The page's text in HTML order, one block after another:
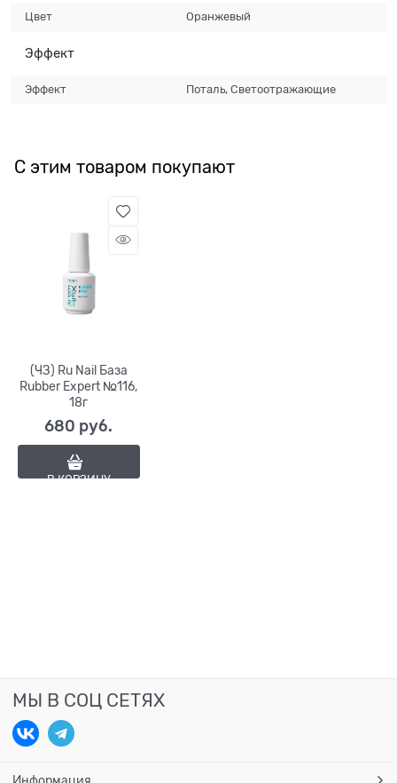
Цвет Оранжевый
Эффект
Эффект Поталь, Светоотражающие
С этим товаром покупают
(ЧЗ) Ru Nail База
Rubber Expert №116,
18г
680 руб.
В КОРЗИНУ
МЫ В СОЦ СЕТЯХ